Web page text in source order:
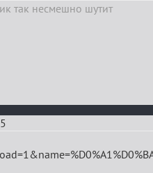
так несмешно шутит